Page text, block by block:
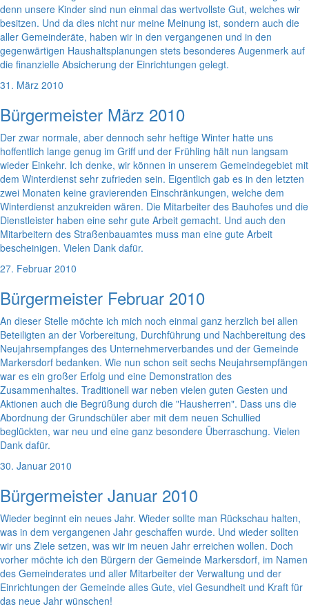
denn unsere Kinder sind nun einmal das wertvollste Gut, welches wir
besitzen. Und da dies nicht nur meine Meinung ist, sondern auch die
aller Gemeinderäte, haben wir in den vergangenen und in den
gegenwärtigen Haushaltsplanungen stets besonderes Augenmerk auf
die finanzielle Absicherung der Einrichtungen gelegt.
31. März 2010
Bürgermeister März 2010
Der zwar normale, aber dennoch sehr heftige Winter hatte uns
hoffentlich lange genug im Griff und der Frühling hält nun langsam
wieder Einkehr. Ich denke, wir können in unserem Gemeindegebiet mit
dem Winterdienst sehr zufrieden sein. Eigentlich gab es in den letzten
zwei Monaten keine gravierenden Einschränkungen, welche dem
Winterdienst anzukreiden wären. Die Mitarbeiter des Bauhofes und die
Dienstleister haben eine sehr gute Arbeit gemacht. Und auch den
Mitarbeitern des Straßenbauamtes muss man eine gute Arbeit
bescheinigen. Vielen Dank dafür.
27. Februar 2010
Bürgermeister Februar 2010
An dieser Stelle möchte ich mich noch einmal ganz herzlich bei allen
Beteiligten an der Vorbereitung, Durchführung und Nachbereitung des
Neujahrsempfanges des Unternehmerverbandes und der Gemeinde
Markersdorf bedanken. Wie nun schon seit sechs Neujahrsempfängen
war es ein großer Erfolg und eine Demonstration des
Zusammenhaltes. Traditionell war neben vielen guten Gesten und
Aktionen auch die Begrüßung durch die "Hausherren". Dass uns die
Abordnung der Grundschüler aber mit dem neuen Schullied
beglückten, war neu und eine ganz besondere Überraschung. Vielen
Dank dafür.
30. Januar 2010
Bürgermeister Januar 2010
Wieder beginnt ein neues Jahr. Wieder sollte man Rückschau halten,
was in dem vergangenen Jahr geschaffen wurde. Und wieder sollten
wir uns Ziele setzen, was wir im neuen Jahr erreichen wollen. Doch
vorher möchte ich den Bürgern der Gemeinde Markersdorf, im Namen
des Gemeinderates und aller Mitarbeiter der Verwaltung und der
Einrichtungen der Gemeinde alles Gute, viel Gesundheit und Kraft für
das neue Jahr wünschen!